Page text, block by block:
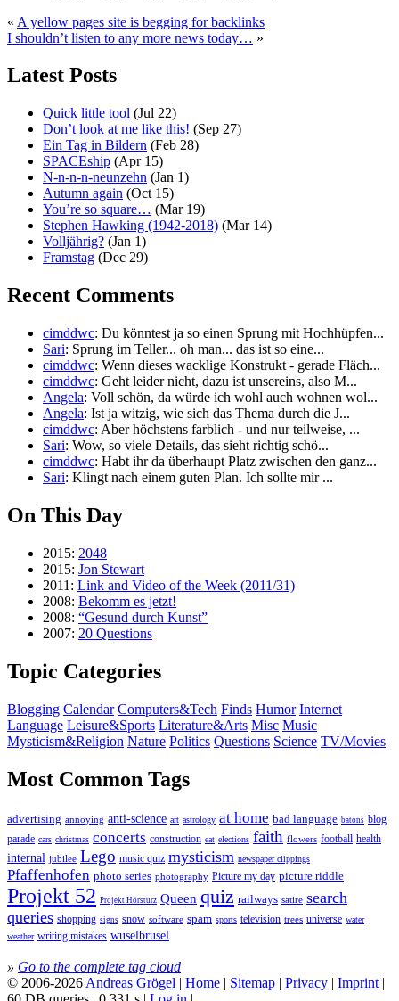
« A yellow pages site is begging for backlinks
I shouldn’t listen to any more news today… »
Latest Posts
Quick little tool (Jul 22)
Don’t look at me like this! (Sep 27)
Ein Tag in Bildern (Feb 28)
SPACEship (Apr 15)
N-n-n-n-neunzehn (Jan 1)
Autumn again (Oct 15)
You’re so square… (Mar 19)
Stephen Hawking (1942-2018) (Mar 14)
Volljährig? (Jan 1)
Framstag (Dec 29)
Recent Comments
cimddwc: Du könntest ja so einen Sprung mit Hochhüpfen...
Sari: Sprung im Teller... oh man... das ist so eine...
cimddwc: Wenn dieses wacklige Konstrukt - gerade Fläch...
cimddwc: Geht leider nicht, dazu ist unsereins, also M...
Angela: Voll schön, da würde ich wohl auch wohnen wol...
Angela: Ist ja witzig, wie sich das Thema durch die J...
cimddwc: Aber höchstens farblich - und nur teilweise, ...
Sari: Wow, so viele Details, das sieht richtig schö...
cimddwc: Habt ihr da überhaupt Platz zwischen den ganz...
Sari: Klingt nach einem guten Plan. Ich sollte mir ...
On This Day
2015: 2048
2015: Jon Stewart
2011: Link and Video of the Week (2011/31)
2008: Bekomm es jetzt!
2008: “Gesund durch Kunst”
2007: 20 Questions
Topic Categories
Blogging Calendar Computers&Tech Finds Humor Internet
Language Leisure&Sports Literature&Arts Misc Music
Mysticism&Religion Nature Politics Questions Science TV/Movies
Most Common Tags
advertising annoying anti-science art astrology at home bad language batons blog
parade cars christmas concerts construction eat elections faith flowers football health
internal jubilee Lego music quiz mysticism newspaper clippings
Pfaffenhofen photo series photography Picture my day picture riddle
Projekt 52 Projekt Hörsturz Queen quiz railways satire search
queries shopping signs snow software spam sports television trees universe water
weather writing mistakes wuselbrusel
» Go to the complete tag cloud
© 2006-2026 Andreas Grögel | Home | Sitemap | Privacy | Imprint |